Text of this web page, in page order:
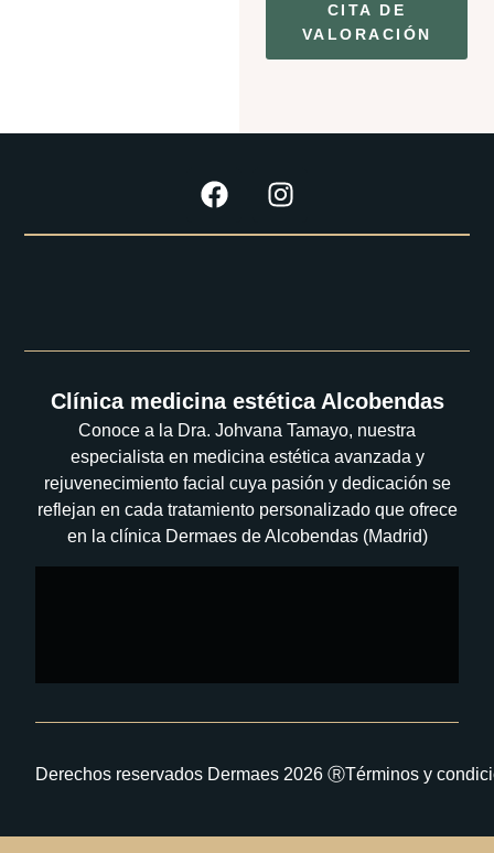
CITA DE
VALORACIÓN
Clínica medicina estética Alcobendas
Conoce a la Dra. Johvana Tamayo, nuestra
especialista en medicina estética avanzada y
rejuvenecimiento facial cuya pasión y dedicación se
reflejan en cada tratamiento personalizado que ofrece
en la clínica Dermaes de Alcobendas (Madrid)
Derechos reservados Dermaes 2026 ⓇTérminos y